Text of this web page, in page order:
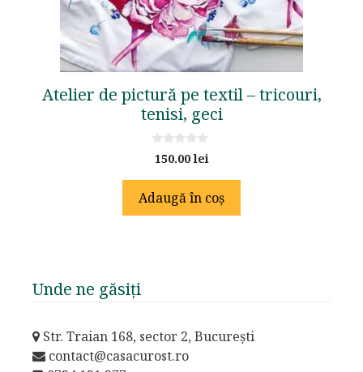
Atelier de pictură pe textil – tricouri,
tenisi, geci
0
o
o
f
5
150.00lei
Adaugă în coș
Unde ne găsiți
Str. Traian 168, sector 2, București
contact@casacurost.ro